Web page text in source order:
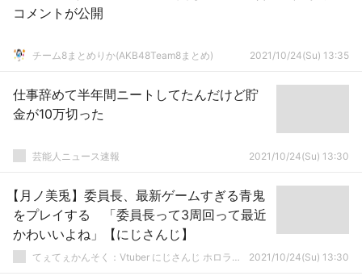
コメントが公開
チーム8まとめりか(AKB48Team8まとめ) 2021/10/24(Su) 13:35
仕事辞めて半年間ニートしてたんだけど貯
金が10万切った
芸能人ニュース速報 2021/10/24(Su) 13:30
【月ノ美兎】委員長、最新ゲームすぎる青鬼
をプレイする 「委員長って3周回って最近
かわいいよね」【にじさんじ】
てぇてぇかんそく：Vtuber にじさんじ ホロライブまとめ 2021/10/24(Su) 13:30